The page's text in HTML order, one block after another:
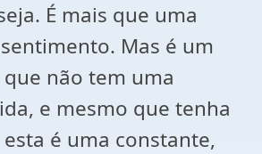
É mais que uma
Mas é um
não tem uma
e mesmo que tenha
é uma constante,